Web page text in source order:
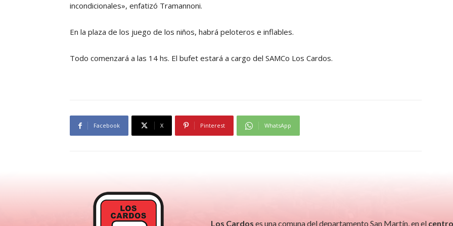
incondicionales», enfatizó Tramannoni.
En la plaza de los juego de los niños, habrá peloteros e inflables.
Todo comenzará a las 14 hs. El bufet estará a cargo del SAMCo Los Cardos.
Facebook X Pinterest WhatsApp
Los Cardos es una comuna del departamento San Martín, en el